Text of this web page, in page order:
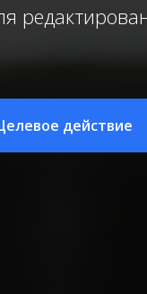
действие